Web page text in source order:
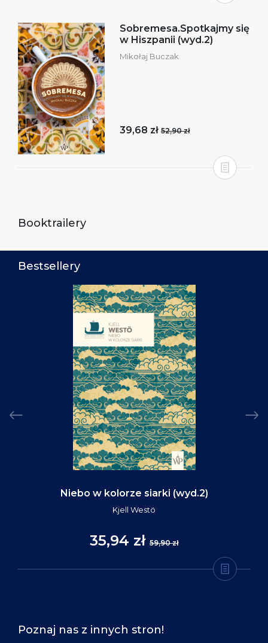
Sobremesa.Spotkajmy się
w Hiszpanii (wyd.2)
Mikołaj Buczak
39,68 zł 52,90 zł
Booktrailery
Bestsellery
Niebo w kolorze siarki (wyd.2)
Kjell Westö
35,94 zł 59,90 zł
Poznaj nas z innych stron!